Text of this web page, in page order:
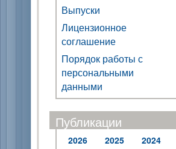
Выпуски
Лицензионное
соглашение
Порядок работы с
персональными
данными
Публикации
2026 2025
2024